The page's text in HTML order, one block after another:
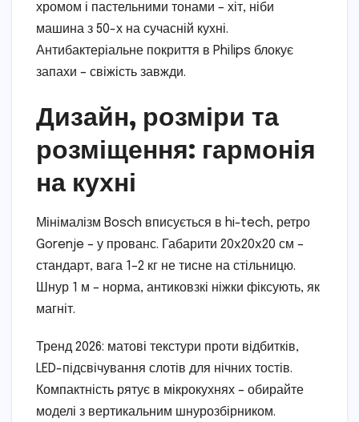
хромом і пастельними тонами – хіт, ніби
машина з 50-х на сучасній кухні.
Антибактеріальне покриття в Philips блокує
запахи – свіжість завжди.
Дизайн, розміри та
розміщення: гармонія
на кухні
Мінімалізм Bosch вписується в hi-tech, ретро
Gorenje – у прованс. Габарити 20x20x20 см –
стандарт, вага 1–2 кг не тисне на стільницю.
Шнур 1 м – норма, антиковзкі ніжки фіксують, як
магніт.
Тренд 2026: матові текстури проти відбитків,
LED-підсвічування слотів для нічних тостів.
Компактність рятує в мікрокухнях – обирайте
моделі з вертикальним шнурозбірником.